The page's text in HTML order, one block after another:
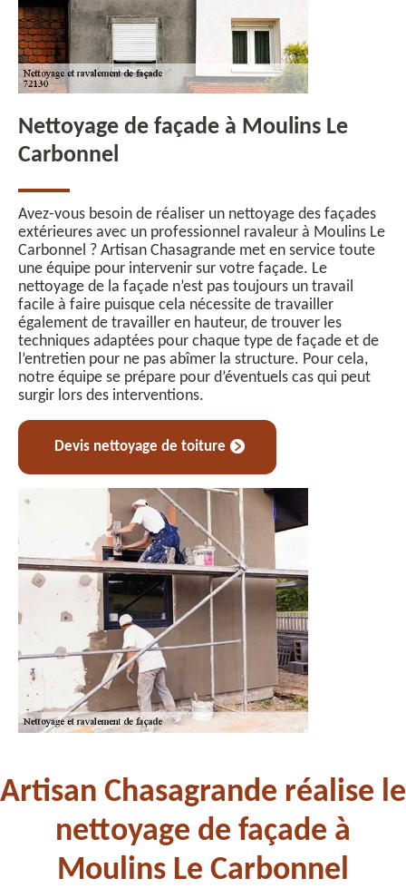
Nettoyage de façade à Moulins Le
Carbonnel
Avez-vous besoin de réaliser un nettoyage des façades
extérieures avec un professionnel ravaleur à Moulins Le
Carbonnel ? Artisan Chasagrande met en service toute
une équipe pour intervenir sur votre façade. Le
nettoyage de la façade n’est pas toujours un travail
facile à faire puisque cela nécessite de travailler
également de travailler en hauteur, de trouver les
techniques adaptées pour chaque type de façade et de
l’entretien pour ne pas abîmer la structure. Pour cela,
notre équipe se prépare pour d’éventuels cas qui peut
surgir lors des interventions.
Devis nettoyage de toiture
Artisan Chasagrande réalise le
nettoyage de façade à
Moulins Le Carbonnel